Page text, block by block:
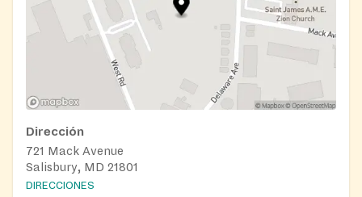
Dirección
721 Mack Avenue
Salisbury, MD 21801
DIRECCIONES